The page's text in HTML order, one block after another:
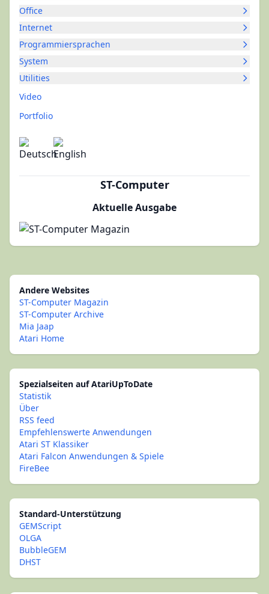
Office
Internet
Programmiersprachen
System
Utilities
Video
Portfolio
ST-Computer
Aktuelle Ausgabe
Andere Websites
ST-Computer Magazin
ST-Computer Archive
Mia Jaap
Atari Home
Spezialseiten auf AtariUpToDate
Statistik
Über
RSS feed
Empfehlenswerte Anwendungen
Atari ST Klassiker
Atari Falcon Anwendungen & Spiele
FireBee
Standard-Unterstützung
GEMScript
OLGA
BubbleGEM
DHST